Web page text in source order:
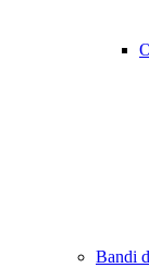
Bandi